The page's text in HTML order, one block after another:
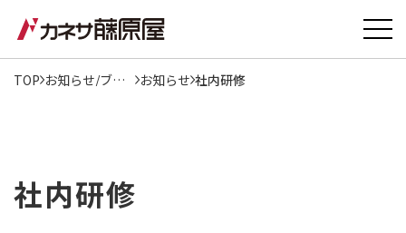
TOP お知らせ/ブログ お知らせ 社内研修
社内研修